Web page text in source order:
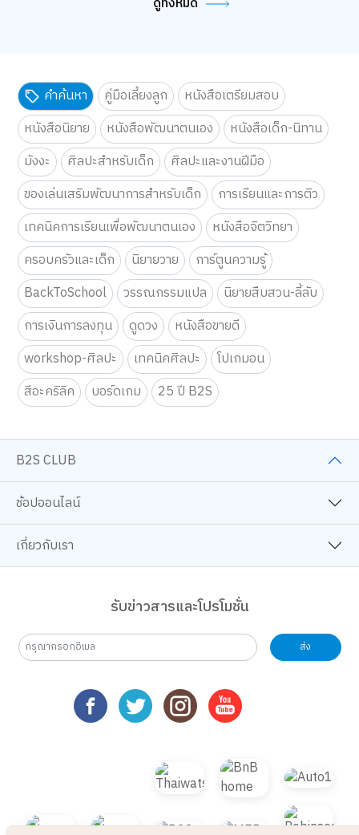
คำค้นหา คู่มือเลี้ยงลูก
หนังสือเตรียมสอบ
หนังสือนิยาย
หนังสือพัฒนาตนเอง
หนังสือเด็ก-นิทาน
มังงะ
ศิลปะสำหรับเด็ก
ศิลปะและงานฝีมือ
ของเล่นเสริมพัฒนาการสำหรับเด็ก
การเรียนและการติว
เทคนิคการเรียนเพื่อพัฒนาตนเอง
หนังสือจิตวิทยา
ครอบครัวและเด็ก
นิยายวาย
การ์ตูนความรู้
BackToSchool
วรรณกรรมแปล
นิยายสืบสวน-ลี้ลับ
การเงินการลงทุน
ดูดวง
หนังสือขายดี
workshop-ศิลปะ
เทคนิคศิลปะ
โปเกมอน
สีอะคริลิค
บอร์ดเกม 25 ปี B2S
B2S CLUB
ช้อปออนไลน์
เกี่ยวกับเรา
รับข่าวสารและโปรโมชั่น
ส่ง
เว็บไซต์นี้ใช้คุกกี้
ว่าผู้ใช้งานมาจากที่ใด คุณสามารถเลือกตั้งค่าความยินยอมการใช้คุกกี้ได้ โดย
นโยบายคุกกี้